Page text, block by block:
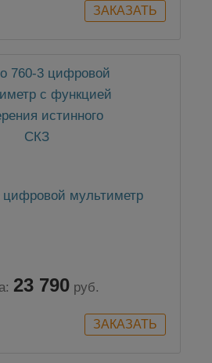
цифровой мультиметр
23 790 руб.